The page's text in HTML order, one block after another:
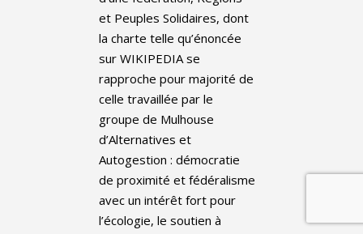
et Peuples Solidaires, dont
la charte telle qu’énoncée
sur WIKIPEDIA se
rapproche pour majorité de
celle travaillée par le
groupe de Mulhouse
d’Alternatives et
Autogestion : démocratie
de proximité et fédéralisme
avec un intérêt fort pour
l’écologie, le soutien à